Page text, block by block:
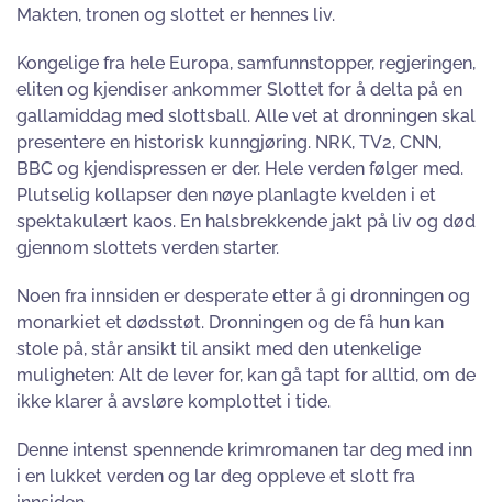
Makten, tronen og slottet er hennes liv.
Kongelige fra hele Europa, samfunnstopper, regjeringen,
eliten og kjendiser ankommer Slottet for å delta på en
gallamiddag med slottsball. Alle vet at dronningen skal
presentere en historisk kunngjøring. NRK, TV2, CNN,
BBC og kjendispressen er der. Hele verden følger med.
Plutselig kollapser den nøye planlagte kvelden i et
spektakulært kaos. En halsbrekkende jakt på liv og død
gjennom slottets verden starter.
Noen fra innsiden er desperate etter å gi dronningen og
monarkiet et dødsstøt. Dronningen og de få hun kan
stole på, står ansikt til ansikt med den utenkelige
muligheten: Alt de lever for, kan gå tapt for alltid, om de
ikke klarer å avsløre komplottet i tide.
Denne intenst spennende krimromanen tar deg med inn
i en lukket verden og lar deg oppleve et slott fra